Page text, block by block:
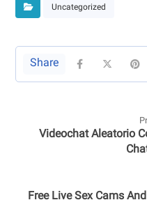
Uncategorized
Videochat Aleatorio